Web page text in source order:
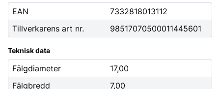
EAN
7332818013112
Tillverkarens art nr.
98517070500011445601
Teknisk data
Fälgdiameter
17,00
Fälgbredd
7,00